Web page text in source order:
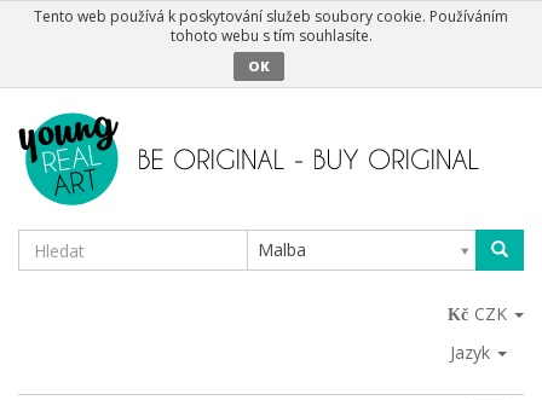
Tento web používá k poskytování služeb soubory cookie. Používáním
tohoto webu s tím souhlasíte.
OK
Malba
CZK
Jazyk